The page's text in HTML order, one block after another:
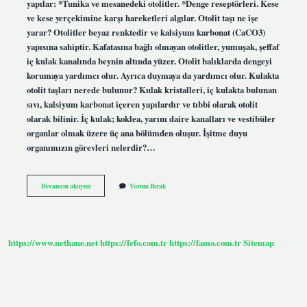
yapılar: *Tunika ve mesanedeki otolitler. *Denge reseptörleri. Kese
ve kese yerçekimine karşı hareketleri algılar. Otolit taşı ne işe
yarar? Otolitler beyaz renktedir ve kalsiyum karbonat (CaCO3)
yapısına sahiptir. Kafatasına bağlı olmayan otolitler, yumuşak, şeffaf
iç kulak kanalında beynin altında yüzer. Otolit balıklarda dengeyi
korumaya yardımcı olur. Ayrıca duymaya da yardımcı olur. Kulakta
otolit taşları nerede bulunur? Kulak kristalleri, iç kulakta bulunan
sıvı, kalsiyum karbonat içeren yapılardır ve tıbbi olarak otolit
olarak bilinir. İç kulak; koklea, yarım daire kanalları ve vestibüler
organlar olmak üzere üç ana bölümden oluşur. İşitme duyu
organımızın görevleri nelerdir?…
Devamını okuyunOtolit
Taşları
Yorum Bırak
https://www.nethane.nethttps://fefo.com.trhttps://famo.com.trSitemap